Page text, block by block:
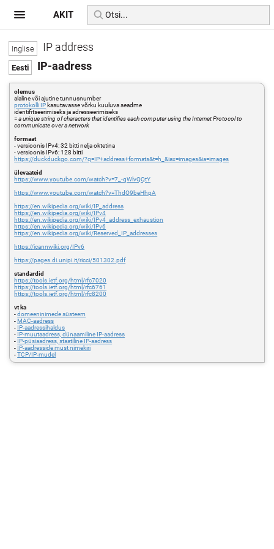
IP address
IP-aadress
olemus
alaline või ajutine tunnusnumber
protokolli IP kasutavasse võrku kuuluva seadme
identifitseerimiseks ja adresseerimiseks
=a unique string of characters that identifies each computer using the Internet Protocol to
communicate over a network
formaat
- versioonis IPv4: 32 bitti nelja oktetina
- versioonis IPv6: 128 bitti
https://duckduckgo.com/?q=IP+address+formats&t=h_&iax=images&ia=images
ülevaateid
https://www.youtube.com/watch?v=7_-qWlvQQtY
https://www.youtube.com/watch?v=ThdO9beHhpA
https://en.wikipedia.org/wiki/IP_address
https://en.wikipedia.org/wiki/IPv4
https://en.wikipedia.org/wiki/IPv4_address_exhaustion
https://en.wikipedia.org/wiki/IPv6
https://en.wikipedia.org/wiki/Reserved_IP_addresses
https://icannwiki.org/IPv6
https://pages.di.unipi.it/ricci/501302.pdf
standardid
https://tools.ietf.org/html/rfc7020
https://tools.ietf.org/html/rfc6761
https://tools.ietf.org/html/rfc8200
vt ka
-domeeninimede süsteem
-MAC-aadress
- IP-aadressihaldus
- IP-muutaadress, dünaamiline IP-aadress
- IP-püsiaadress, staatiline IP-aadress
- IP-aadresside must nimekiri
-TCP/IP-mudel
AKIT